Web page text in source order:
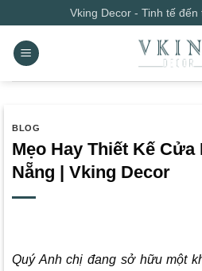
qua
nội
dung
Vking Decor - Tinh tế
BLOG
Mẹo Hay Thiết Kế
Nẵng | Vking Decor
Quý Anh chị đang sở hữu một